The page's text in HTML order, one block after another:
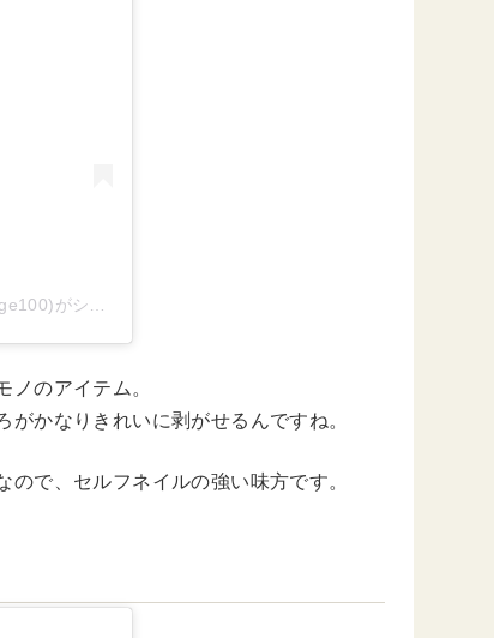
のアイテム。
かなりきれいに剥がせるんですね。
で、セルフネイルの強い味方です。